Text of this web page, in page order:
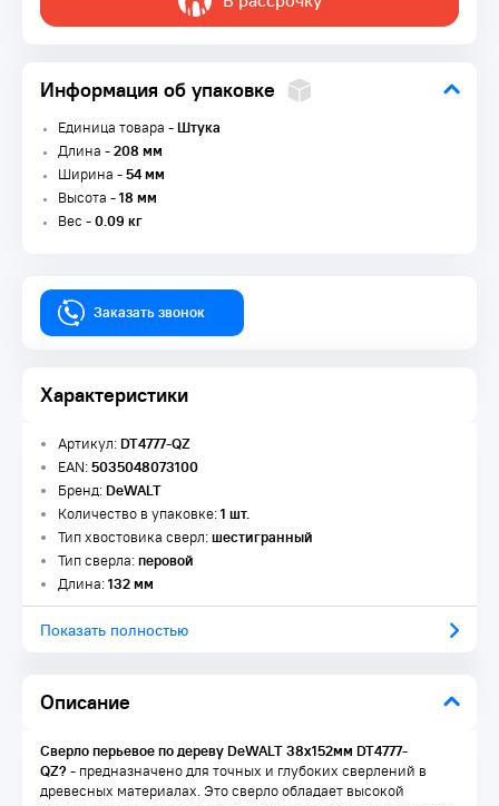
Информация об упаковке
Единица товара -Штука
Длина -208 мм
Ширина -54 мм
Высота -18 мм
Вес -0.09 кг
Заказать звонок
Характеристики
Описание
Артикул:DT4777-QZ
EAN:5035048073100
Бренд:DeWALT
Количество в упаковке:1 шт.
Тип хвостовика сверл:шестигранный
Тип сверла:перовой
Длина:132 мм
Показать полностью
Сверло перьевое по дереву DeWALT 38x152мм DT4777-
QZ? - предназначено для точных и глубоких сверлений в
древесных материалах. Это сверло обладает высокой